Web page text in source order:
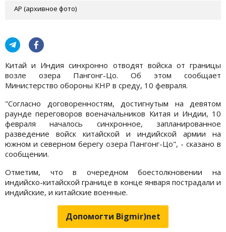
АР (архивное фото)
Китай и Индия синхронно отводят войска от границы
возле озера Пангонг-Цо. Об этом сообщает
Министерство обороны КНР в среду, 10 февраля.
"Согласно договоренностям, достигнутым на девятом
раунде переговоров военачальников Китая и Индии, 10
февраля началось синхронное, запланированное
разведение войск китайской и индийской армии на
южном и северном берегу озера Пангонг-Цо", - сказано в
сообщении.
Отметим, что в очередном боестолкновении на
индийско-китайской границе в конце января пострадали и
индийские, и китайские военные.
Допомогти Bigmir)net